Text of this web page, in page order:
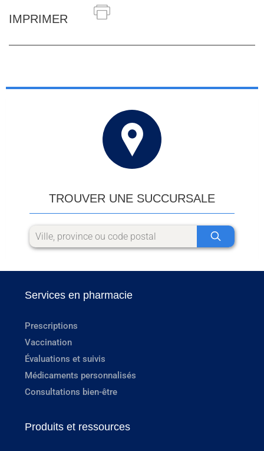
IMPRIMER
TROUVER UNE SUCCURSALE
Services en pharmacie
Prescriptions
Vaccination
Évaluations et suivis
Médicaments personnalisés
Consultations bien-être
Produits et ressources